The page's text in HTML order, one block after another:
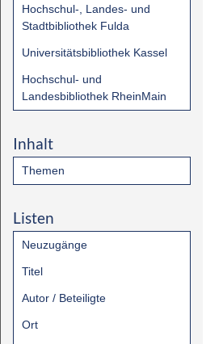
Hochschul-, Landes- und
Stadtbibliothek Fulda
Universitätsbibliothek Kassel
Hochschul- und
Landesbibliothek RheinMain
Inhalt
Themen
Listen
Neuzugänge
Titel
Autor / Beteiligte
Ort